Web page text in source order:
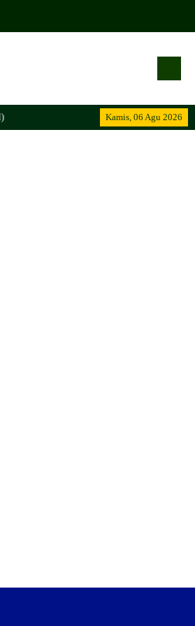
Kamis, 06 Agu 2026